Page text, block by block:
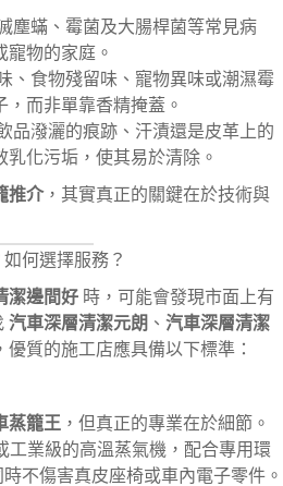
塵蟎、霉菌及大腸桿菌等常見病
寵物的家庭。
、食物殘留味、寵物異味或潮濕霉
，而非單靠香精掩蓋。
品潑灑的痕跡、汗漬還是皮革上的
化污垢，使其易於清除。
推介，其實真正的關鍵在於技術與
何選擇服務？
潔邊間好 時，可能會發現市面上有
汽車深層清潔元朗 、 汽車深層清潔
質的施工店應具備以下標準：
蒸籠王 ，但真正的專業在於細節。
工業級的高溫蒸氣機，配合專用環
不傷害真皮座椅或車內電子零件。